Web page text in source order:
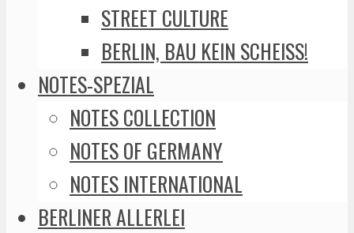
STREET CULTURE
BERLIN, BAU KEIN SCHEISS!
NOTES-SPEZIAL
NOTES COLLECTION
NOTES OF GERMANY
NOTES INTERNATIONAL
BERLINER ALLERLEI